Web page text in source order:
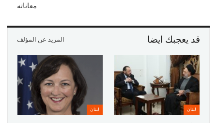
معاناته
قد يعجبك ايضا المزيد عن المؤلف
لبنان لبنان